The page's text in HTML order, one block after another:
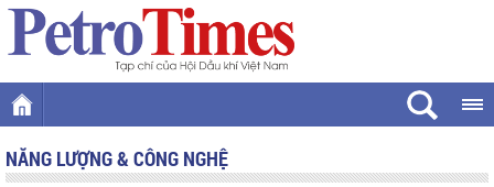
NĂNG LƯỢNG & CÔNG NGHỆ